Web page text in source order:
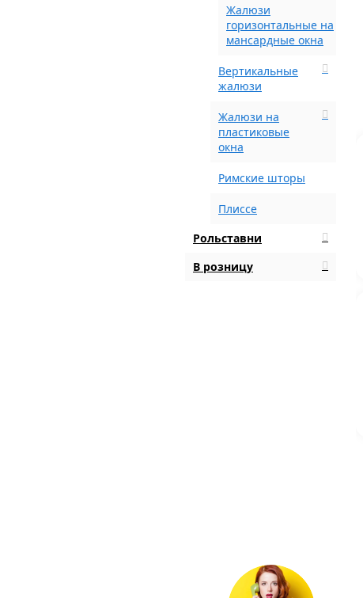
Жалюзи
горизонтальные на
мансардные окна
Вертикальные
жалюзи
Жалюзи на
пластиковые
окна
Римские шторы
Плиссе
Рольставни
В розницу